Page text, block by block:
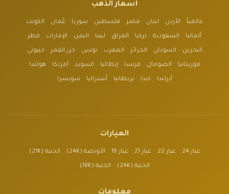
أسعار الذهب
عالمياً الأردن لبنان مصر فلسطين سوريا عُمان الكويت
ألمانيا السعودية تركيا العراق ليبيا اليمن الإمارات قطر
البحرين السودان الجزائر المغرب تونس جزر القمر جيبوتي
موريتانيا الصومال فرنسا إيطاليا السويد أمريكا هولندا
أيرلندا كندا بريطانيا أستراليا سويسرا
العيارات
عيار 24 عيار 22 عيار 21 عيار 18 الأونصة (24K) الجنية (21K)
الجنية (24K) الجنية (18K)